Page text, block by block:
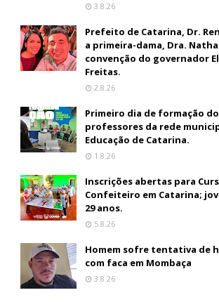
3.8.26
Prefeito de Catarina, Dr.
a primeira-dama, Dra.
convenção do governador
Freitas.
2.8.26
Primeiro dia de formação
professores da rede
Educação de Catarina.
1.8.26
Inscrições abertas para
Confeiteiro em Catarina;
29 anos.
5.8.26
Homem sofre tentativa de
com faca em Mombaça
3.8.26